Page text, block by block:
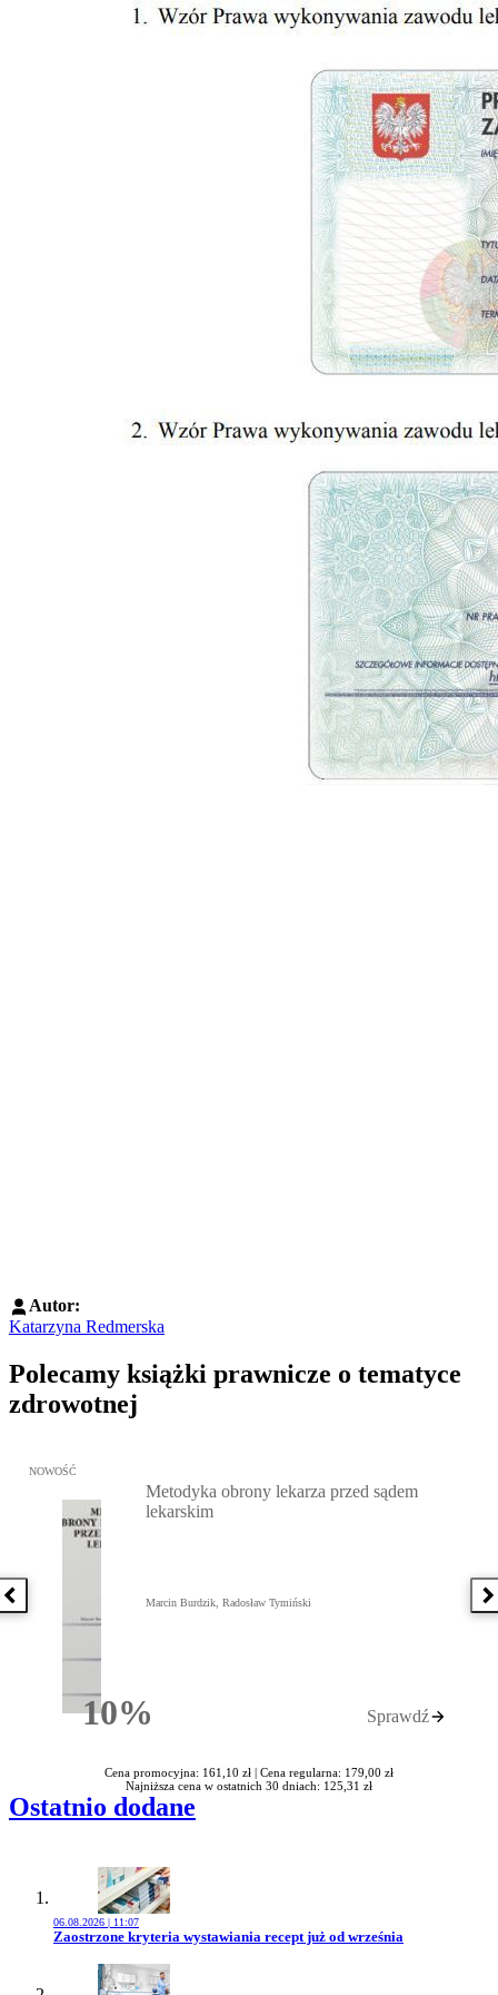
Autor:
Katarzyna Redmerska
Polecamy książki prawnicze o tematyce
zdrowotnej
Poprzednia książka
Przejdź do: Metodyka obrony lekarza przed sądem lekarskim,
NOWOŚĆ
10%Rabatu
Metodyka obrony lekarza przed sądem
lekarskim
Marcin Burdzik, Radosław Tymiński
Sprawdź
Cena promocyjna: 161,10 zł | Cena regularna: 179,00 zł
Najniższa cena w ostatnich 30 dniach: 125,31 zł
Ostatnio dodane
06.08.2026 | 11:07
Przejdź do artykułu:
Zaostrzone kryteria wystawiania recept już od września